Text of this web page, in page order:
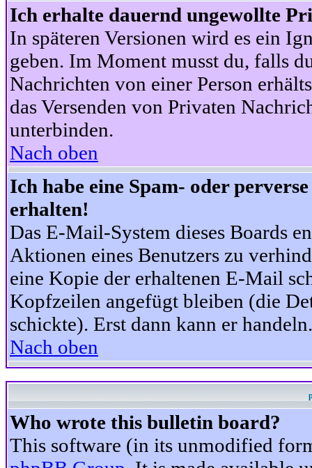
Ich erhalte dauernd ungewollte
In späteren Versionen wird es ein
geben. Im Moment musst du, falls
Nachrichten von einer Person
das Versenden von Privaten
unterbinden.
Nach oben
Ich habe eine Spam- oder
erhalten!
Das E-Mail-System dieses Boards
Aktionen eines Benutzers zu
eine Kopie der erhaltenen E-Mail
Kopfzeilen angefügt bleiben (die
schickte). Erst dann kann er handeln.
Nach oben
Who wrote this bulletin board?
This software (in its unmodified